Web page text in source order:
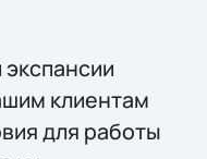
клиентам
для работы